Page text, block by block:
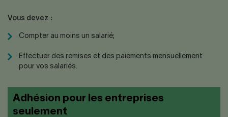
Vous devez :
Compter au moins un salarié;
Effectuer des remises et des paiements mensuellement
pour vos salariés.
Adhésion pour les entreprises
seulement